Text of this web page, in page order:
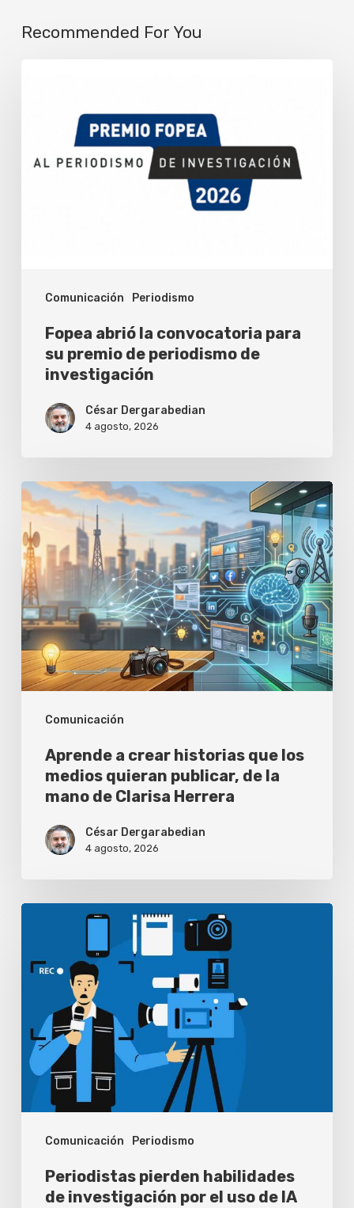
Recommended For You
Comunicación Periodismo
convocatoria
para
investigación
Fopea abrió la convocatoria para
su premio de periodismo de
investigación
César Dergarabedian
4 agosto, 2026
Comunicación
Aprende
crear
historias
que
los
medios
quieran
publicar,
mano
Clarisa
Herrera
Aprende a crear historias que los
medios quieran publicar, de la
mano de Clarisa Herrera
César Dergarabedian
4 agosto, 2026
Comunicación Periodismo
Periodistas
habilidades
investigación
por
el
de
Periodistas pierden habilidades
de investigación por el uso de IA